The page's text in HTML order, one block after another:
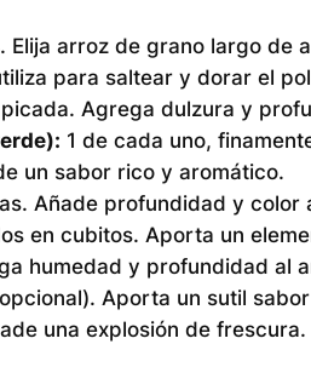
Elija arroz de grano largo de
para saltear y dorar el
Agrega dulzura y
1 de cada uno,
un sabor rico y aromático.
Añade profundidad y color
en cubitos. Aporta un
humedad y profundidad al
Aporta un sutil
una explosión de frescura.